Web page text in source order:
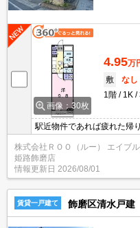
画像：30枚
4.95万
敷
なし
1階
1K
駅近物件であれば疲れた帰
株式会社ＲＯＯ（ルー） エイブ
姫路飾磨店
情報更新日 2026/08/01
賃貸一戸建て 飾磨区清水戸建